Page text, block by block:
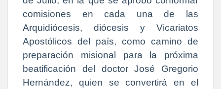
comisiones en cada una de las
Arquidiócesis, diócesis y Vicariatos
Apostólicos del país, como camino de
preparación misional para la próxima
beatificación del doctor José Gregorio
Hernández, quien se convertirá en el